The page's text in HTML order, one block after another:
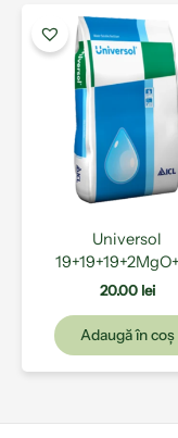
Universol
20.00 lei
Adaugă în coș